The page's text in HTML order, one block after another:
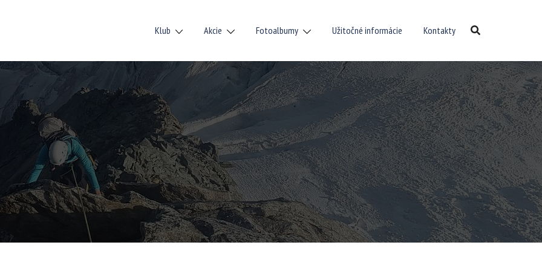
Klub Akcie Fotoalbumy Užitočné informácie Kontakty